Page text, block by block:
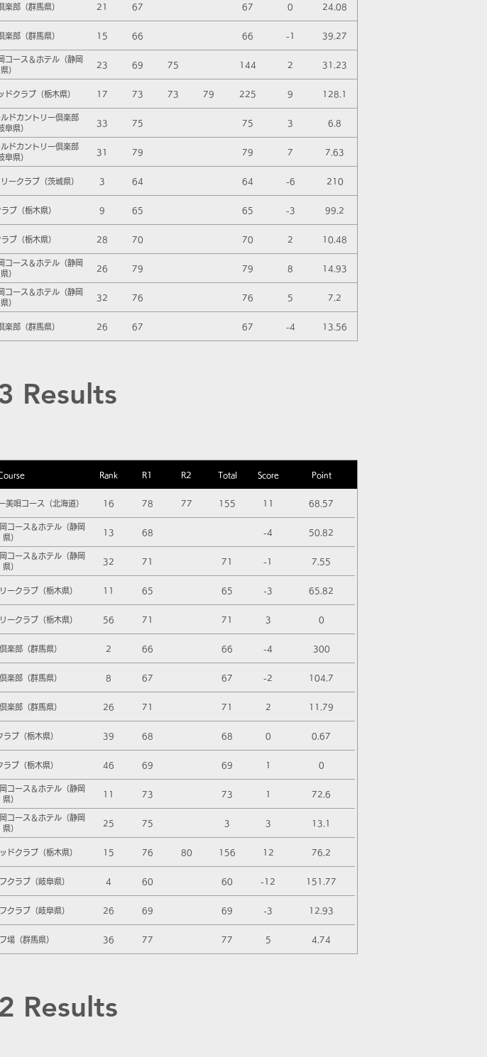
楽部（群馬県） 21 67 67 0 24.08
楽部（群馬県） 15 66 66 -1 39.27
コース＆ホテル（静岡
県）
23 69 75 144 2 31.23
ドクラブ（栃木県） 17 73 73 79 225 9 128.1
ルドカントリー倶楽部
阜県）
33 75 75 3 6.8
ルドカントリー倶楽部
阜県）
31 79 79 7 7.63
ークラブ（茨城県） 3 64 64 -6 210
ブ（栃木県） 9 65 65 -3 99.2
ブ（栃木県） 28 70 70 2 10.48
コース＆ホテル（静岡
県）
26 79 79 8 14.93
コース＆ホテル（静岡
県）
32 76 76 5 7.2
楽部（群馬県） 26 67 67 -4 13.56
Results
Rank R1 R2 Total Score Point
美唄コース（北海道） 16 78 77 155 11 68.57
コース＆ホテル（静岡
県）
13 68 -4 50.82
コース＆ホテル（静岡
県）
32 71 71 -1 7.55
ークラブ（栃木県） 11 65 65 -3 65.82
ークラブ（栃木県） 56 71 71 3 0
楽部（群馬県） 2 66 66 -4 300
楽部（群馬県） 8 67 67 -2 104.7
楽部（群馬県） 26 71 71 2 11.79
ブ（栃木県） 39 68 68 0 0.67
ブ（栃木県） 46 69 69 1 0
コース＆ホテル（静岡
県）
11 73 73 1 72.6
コース＆ホテル（静岡
県）
25 75 3 3 13.1
ドクラブ（栃木県） 15 76 80 156 12 76.2
クラブ（岐阜県） 4 60 60 -12 151.77
クラブ（岐阜県） 26 69 69 -3 12.93
場（群馬県） 36 77 77 5 4.74
Results